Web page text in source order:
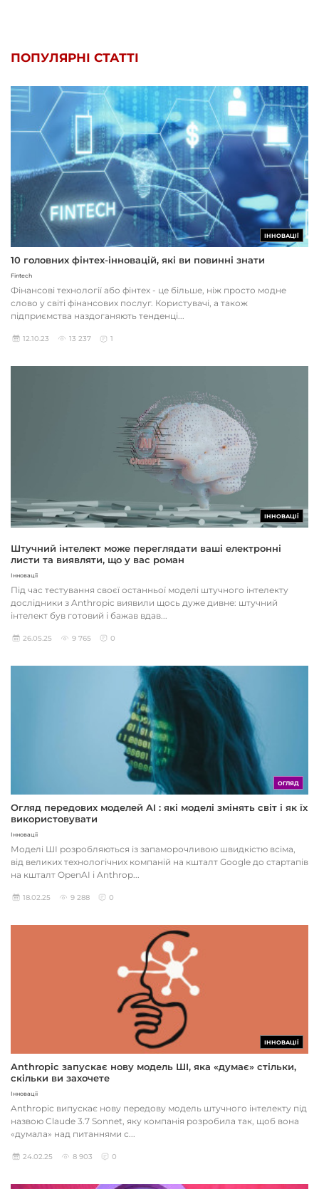
ПОПУЛЯРНІ СТАТТІ
ІННОВАЦІЇ
10 головних фінтех-інновацій, які ви повинні знати
Fintech
Фінансові технології або фінтех - це більше, ніж просто модне
слово у світі фінансових послуг. Користувачі, а також
підприємства наздоганяють тенденці...
12.10.23 13 237 1
ІННОВАЦІЇ
Штучний інтелект може переглядати ваші електронні
листи та виявляти, що у вас роман
Інновації
Під час тестування своєї останньої моделі штучного інтелекту
дослідники з Anthropic виявили щось дуже дивне: штучний
інтелект був готовий і бажав вдав...
26.05.25 9 765 0
ОГЛЯД
Огляд передових моделей AI : які моделі змінять світ і як їх
використовувати
Інновації
Моделі ШІ розробляються із запаморочливою швидкістю всіма,
від великих технологічних компаній на кшталт Google до стартапів
на кшталт OpenAI і Anthrop...
18.02.25 9 288 0
ІННОВАЦІЇ
Anthropic запускає нову модель ШІ, яка «думає» стільки,
скільки ви захочете
Інновації
Anthropic випускає нову передову модель штучного інтелекту під
назвою Claude 3.7 Sonnet, яку компанія розробила так, щоб вона
«думала» над питаннями с...
24.02.25 8 903 0